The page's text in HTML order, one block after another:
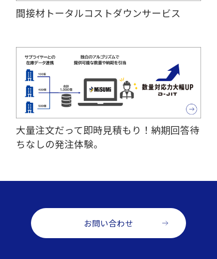
間接材トータルコストダウンサービス
大量注文だって即時見積もり！納期回答待
ちなしの発注体験。
お問い合わせ